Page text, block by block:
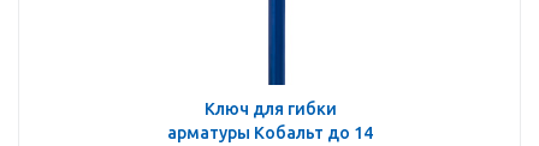
Ключ для гибки
арматуры Кобальт до 14